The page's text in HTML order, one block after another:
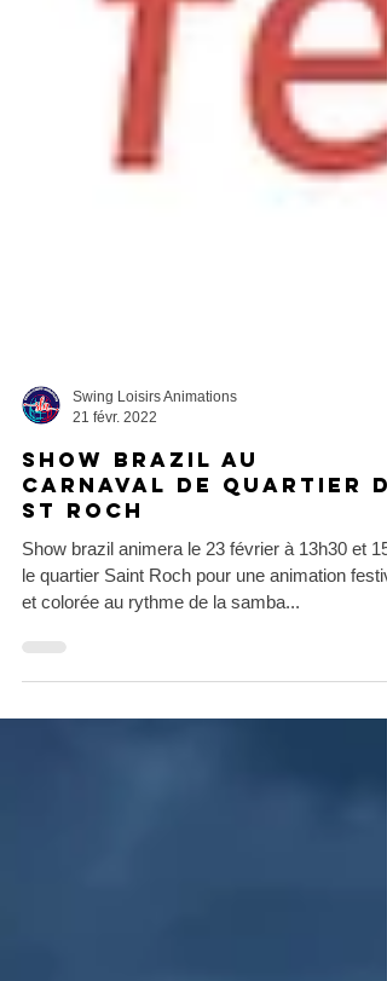
Swing Loisirs Animations
21 févr. 2022
Show Brazil au
carnaval de quartier
St Roch
et colorée au rythme de la samba...